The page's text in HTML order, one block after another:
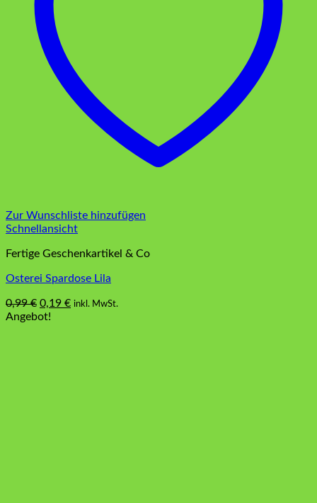
Zur Wunschliste hinzufügen
Schnellansicht
Fertige Geschenkartikel & Co
Osterei Spardose Lila
0,99€ Ursprünglicher
Preis
0,19 €Aktueller
inkl. MwSt.
Angebot!